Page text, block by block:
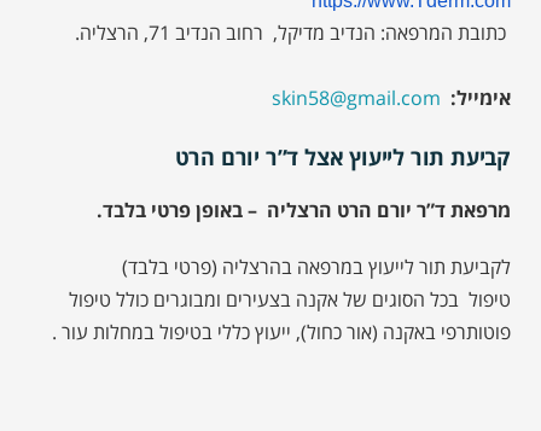
כתובת המרפאה: הנדיב מדיקל, רחוב הנדיב 71, הרצליה.
אימייל: skin58@gmail.com
קביעת תור לייעוץ אצל ד”ר יורם הרט
מרפאת ד”ר יורם הרט הרצליה – באופן פרטי בלבד.
לקביעת תור לייעוץ במרפאה בהרצליה (פרטי בלבד)
טיפול בכל הסוגים של אקנה בצעירים ומבוגרים כולל טיפול
פוטותרפי באקנה (אור כחול), ייעוץ כללי בטיפול במחלות עור .